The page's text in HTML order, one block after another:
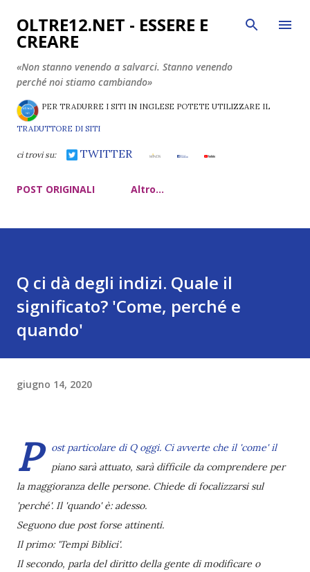
Passa ai contenuti principali
OLTRE12.NET - ESSERE E
CREARE
«Non stanno venendo a salvarci. Stanno venendo
perché noi stiamo cambiando»
PER TRADURRE I SITI IN INGLESE POTETE UTILIZZARE IL
TRADUTTORE DI SITI
ci trovi su: TWITTER
POST ORIGINALI Altro…
Q ci dà degli indizi. Quale il
significato? 'Come, perché e
quando'
giugno 14, 2020
P
ost particolare di Q oggi. Ci avverte che il 'come' il
piano sarà attuato, sarà difficile da comprendere per
la maggioranza delle persone. Chiede di focalizzarsi sul
'perché'. Il 'quando' è: adesso.
Seguono due post forse attinenti.
Il primo: 'Tempi Biblici'.
Il secondo, parla del diritto della gente di modificare o